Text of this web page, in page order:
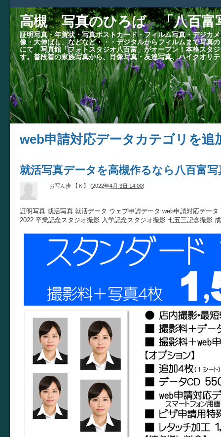
高槻 写真のひろば 「八百富
証明写真・年賀状・写真ポストカード・フィルム写真・デジカ
像・大伸ばし、などなど・・・デジタルからフィルムまで写
にて 写真館「フォトスタジオ八百富」がオープン！本格スタ
す。普段着の家族写真から、肖像写真・友達写真、ハイクオリ
web申請対応データカテゴリを追
就活写真データを高槻作るなら八百富
お写ん歩 【Ｋ】 (2022年4月 3日 14:00)
証明写真 就活写真 就活データ ウェブ申請データ web申請対応デー
2022 卒業記念スタジオ撮影 入学記念スタジオ撮影 七五三記念撮影